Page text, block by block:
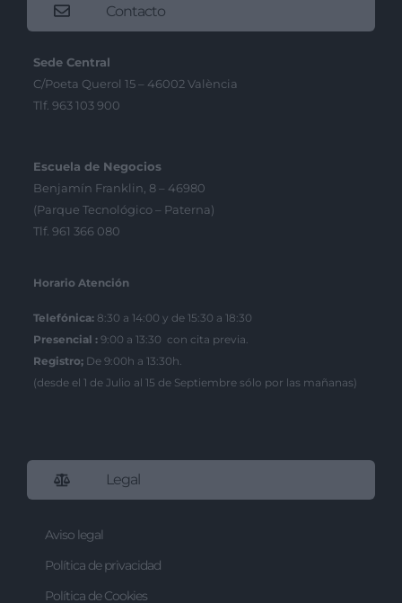
Contacto
Sede Central
C/Poeta Querol 15 – 46002 València
Tlf. 963 103 900
Escuela de Negocios
Benjamín Franklin, 8 – 46980
(Parque Tecnológico – Paterna)
Tlf. 961 366 080
Horario Atención
Telefónica: 8:30 a 14:00 y de 15:30 a 18:30
Presencial : 9:00 a 13:30 con cita previa.
Registro; De 9:00h a 13:30h.
(desde el 1 de Julio al 15 de Septiembre sólo por las mañanas)
Legal
Aviso legal
Política de privacidad
Política de Cookies